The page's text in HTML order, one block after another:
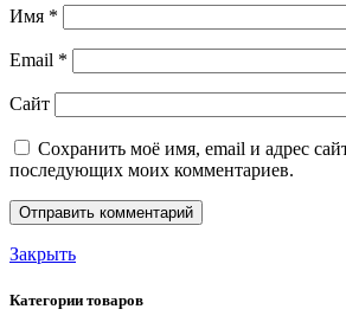
Имя *
Email *
Сайт
Сохранить моё имя, email и адрес
последующих моих комментариев.
Закрыть
Категории товаров